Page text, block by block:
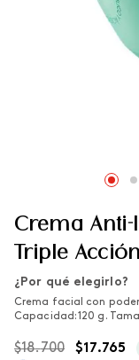
Crema
Triple
¿Por qué elegirlo?
Crema facial con
Capacidad: 120 g.
$18.700 $17.765